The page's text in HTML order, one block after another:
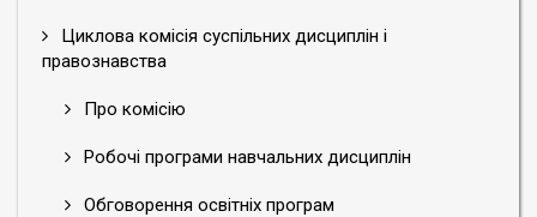
Циклова комісія суспільних дисциплін і
правознавства
Про комісію
Робочі програми навчальних дисциплін
Обговорення освітніх програм